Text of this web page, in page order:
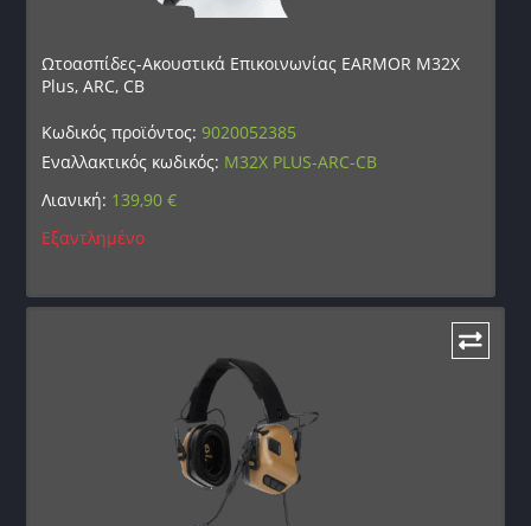
Ωτοασπίδες-Ακουστικά Επικοινωνίας EARMOR M32X
Plus, ARC, CB
Κωδικός προϊόντος:9020052385
Εναλλακτικός κωδικός: M32X PLUS-ARC-CB
Λιανική: 139,90€
Εξαντλημένο